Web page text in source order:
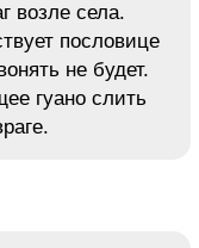
возле села.
пословице
не будет.
гуано слить